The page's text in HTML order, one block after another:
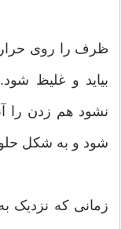
ظرف را روی
بیاید و غلیظ
نشود هم زدن را
شود و به شكل
زمانی که